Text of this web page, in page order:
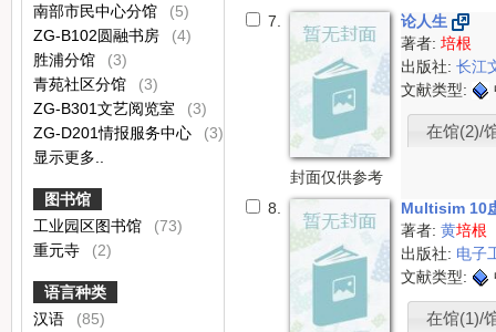
南部市民中心分馆
(5)
ZG-B102圆融书房
(4)
胜浦分馆
(3)
青苑社区分馆
(3)
ZG-B301文艺阅览室
(3)
ZG-D201情报服务中心
(3)
显示更多..
图书馆
工业园区图书馆
(73)
重元寺
(2)
语言种类
汉语
(85)
7.
封面仅供参考
论人生
著者:培根
出版社:长江
文献类型:
在馆(2)/
8.
Multisim 10
著者:黄培根
出版社: 电子
文献类型:
在馆(1)/